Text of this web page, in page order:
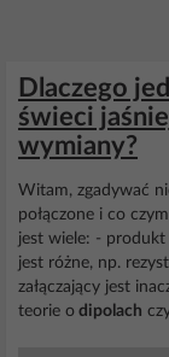
Dlaczego
świeci
wymiany?
Witam, zgadywać
połączone i co
jest wiele: -
jest różne, np.
załączający jest
teorie o dipolach